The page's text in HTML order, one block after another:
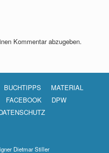
Kommentar abzugeben.
BUCHTIPPS
MATERIAL
FACEBOOK
DPW
Dietmar Stiller